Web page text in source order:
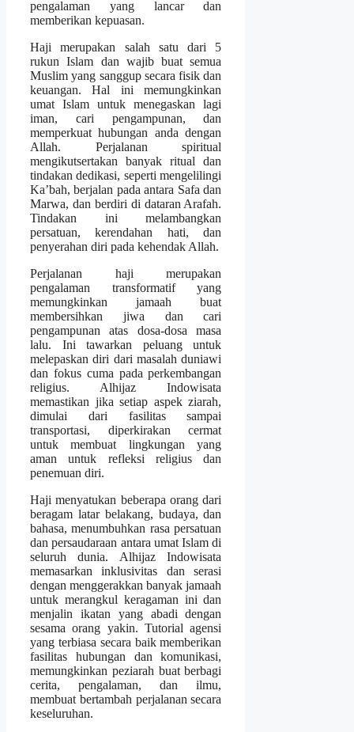
pengalaman yang lancar dan
memberikan kepuasan.
Haji merupakan salah satu dari 5
rukun Islam dan wajib buat semua
Muslim yang sanggup secara fisik dan
keuangan. Hal ini memungkinkan
umat Islam untuk menegaskan lagi
iman, cari pengampunan, dan
memperkuat hubungan anda dengan
Allah. Perjalanan spiritual
mengikutsertakan banyak ritual dan
tindakan dedikasi, seperti mengelilingi
Ka’bah, berjalan pada antara Safa dan
Marwa, dan berdiri di dataran Arafah.
Tindakan ini melambangkan
persatuan, kerendahan hati, dan
penyerahan diri pada kehendak Allah.
Perjalanan haji merupakan
pengalaman transformatif yang
memungkinkan jamaah buat
membersihkan jiwa dan cari
pengampunan atas dosa-dosa masa
lalu. Ini tawarkan peluang untuk
melepaskan diri dari masalah duniawi
dan fokus cuma pada perkembangan
religius. Alhijaz Indowisata
memastikan jika setiap aspek ziarah,
dimulai dari fasilitas sampai
transportasi, diperkirakan cermat
untuk membuat lingkungan yang
aman untuk refleksi religius dan
penemuan diri.
Haji menyatukan beberapa orang dari
beragam latar belakang, budaya, dan
bahasa, menumbuhkan rasa persatuan
dan persaudaraan antara umat Islam di
seluruh dunia. Alhijaz Indowisata
memasarkan inklusivitas dan serasi
dengan menggerakkan banyak jamaah
untuk merangkul keragaman ini dan
menjalin ikatan yang abadi dengan
sesama orang yakin. Tutorial agensi
yang terbiasa secara baik memberikan
fasilitas hubungan dan komunikasi,
memungkinkan peziarah buat berbagi
cerita, pengalaman, dan ilmu,
membuat bertambah perjalanan secara
keseluruhan.